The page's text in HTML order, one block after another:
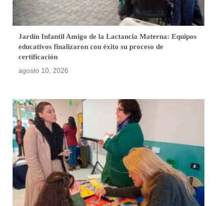
Jardín Infantil Amigo de la Lactancia Materna: Equipos
educativos finalizaron con éxito su proceso de
certificación
agosto 10, 2026